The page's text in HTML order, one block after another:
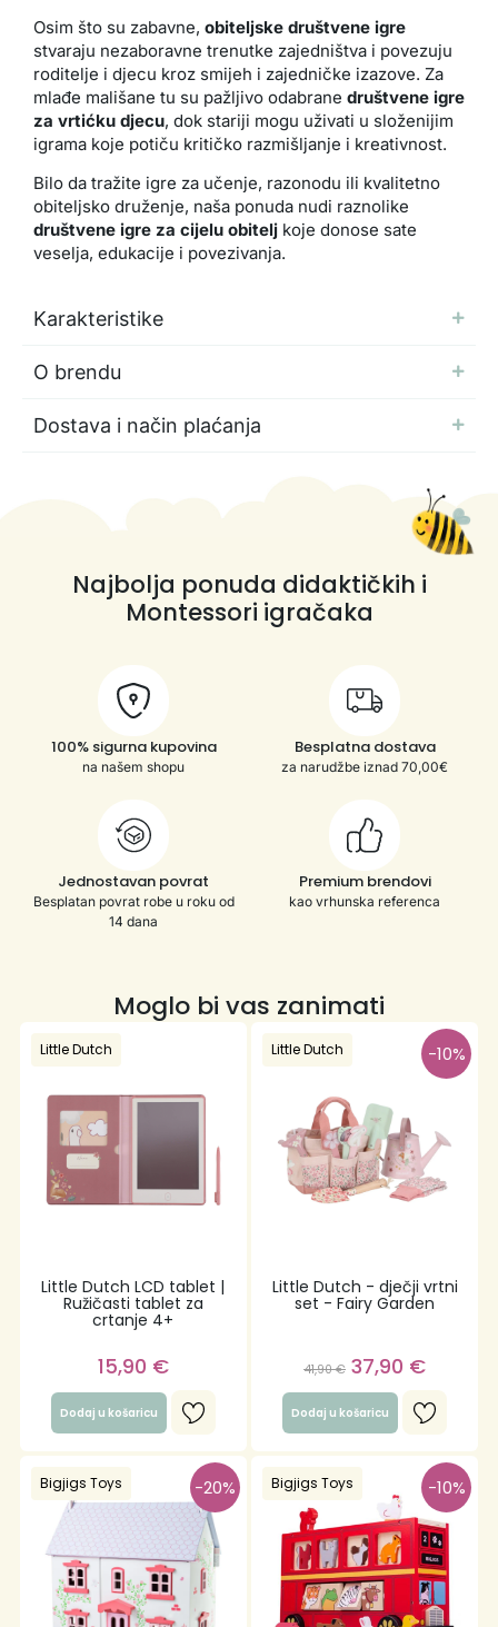
Osim što su zabavne, obiteljske društvene igre
stvaraju nezaboravne trenutke zajedništva i povezuju
roditelje i djecu kroz smijeh i zajedničke izazove. Za
mlađe mališane tu su pažljivo odabrane društvene igre
za vrtićku djecu, dok stariji mogu uživati u složenijim
igrama koje potiču kritičko razmišljanje i kreativnost.
Bilo da tražite igre za učenje, razonodu ili kvalitetno
obiteljsko druženje, naša ponuda nudi raznolike
društvene igre za cijelu obiteljkoje donose sate
veselja, edukacije i povezivanja.
Karakteristike
O brendu
Dostava i način plaćanja
Najbolja ponuda didaktičkih i
Montessori igračaka
100% sigurna kupovina
na našem shopu
Besplatna dostava
za narudžbe iznad 70,00€
Jednostavan povrat
Besplatan povrat robe u roku od
14 dana
Premium brendovi
kao vrhunska referenca
Moglo bi vas zanimati
Little Dutch LCD tablet |
Ružičasti tablet za
crtanje 4+
Little Dutch
15,90 €
Dodaj u košaricu
Little Dutch - dječji vrtni
set - Fairy Garden
Little Dutch
41,90€ 37,90 €
Dodaj u košaricu
-10%
Bigjigs Toys -20% Bigjigs Toys -10%